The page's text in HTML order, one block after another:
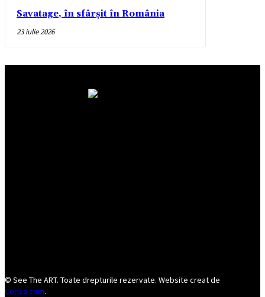
Savatage, în sfârșit în România
23 iulie 2026
© See The ART. Toate drepturile rezervate. Website creat de
Ceriza.com.